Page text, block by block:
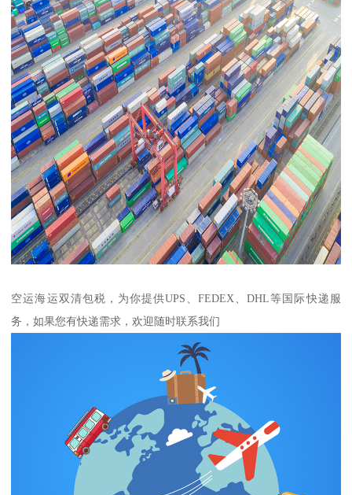
空运海运双清包税，为你提供UPS、FEDEX、DHL等国际快递服
务，如果您有快递需求，欢迎随时联系我们